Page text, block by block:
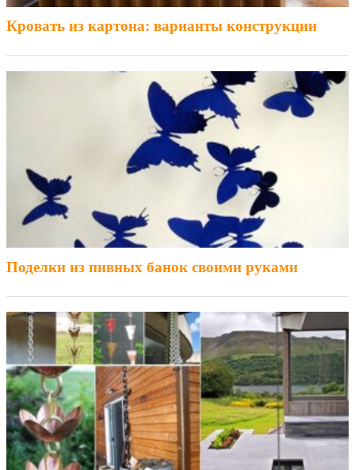
Кровать из картона: варианты конструкции
Поделки из пивных банок своими руками